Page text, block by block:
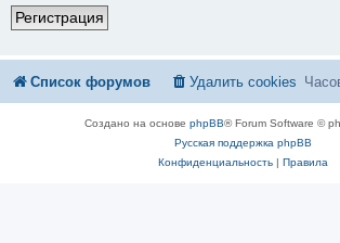
Регистрация
Список форумов Удалить cookies
Создано на основе phpBB® Forum Software ©
Русская поддержка phpBB
Конфиденциальность| Правила